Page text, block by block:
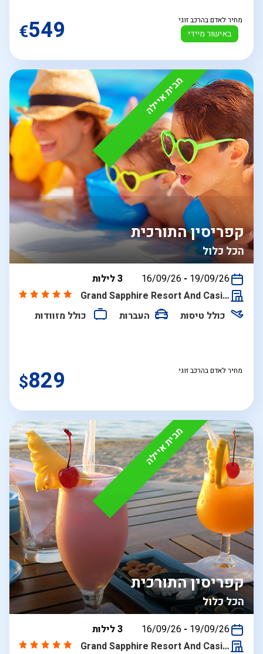
באישור מיידי
מחיר לאדם בהרכב זוגי €549
מבית איילה
הכל כלול
קפריסין התורכית
בין
16/09/26 - 19/09/26
3 לילות
Grand Sapphire Resort And Casino
כולל טיסות
העברות כולל מזוודות
מחיר לאדם בהרכב זוגי $829
מבית איילה
הכל כלול
קפריסין התורכית
בין
16/09/26 - 19/09/26
3 לילות
Grand Sapphire Resort And Casino